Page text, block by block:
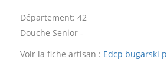
Département: 42
Douche Senior -
Voir la fiche artisan : Edcp bugarski